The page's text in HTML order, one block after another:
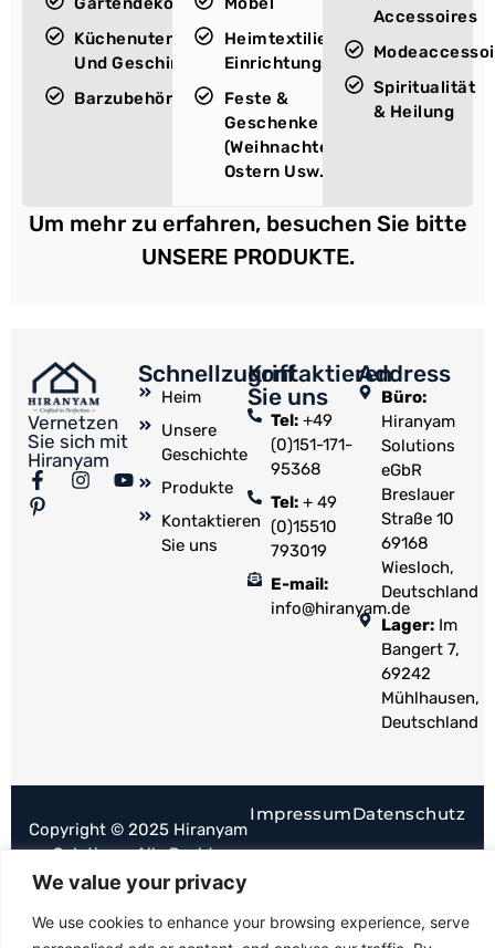
We value your privacy
We use cookies to enhance your browsing experience, serve
Küchenutensilien
Und Geschirr
Barzubehör
Heimtextilien &
Einrichtungsgegenstände
Feste &
Geschenke
(Weihnachten,
Ostern Usw.)
Accessoires
Spiritualität
& Heilung
Um mehr zu erfahren, besuchen Sie bitte
UNSERE PRODUKTE.
Vernetzen
Sie sich mit
Hiranyam
Schnellzugriff
Heim
Unsere
Geschichte
Produkte
Kontaktieren
Sie uns
Kontaktieren
Sie uns
Tel: +49
(0)151-171-
95368
Tel: + 49
(0)15510
793019
E-mail:
info@hiranyam.de
Address
Büro:
Hiranyam
Solutions
eGbR
Breslauer
Straße 10
69168
Wiesloch,
Deutschland
Lager:Im
Bangert 7,
69242
Mühlhausen,
Deutschland
Copyright © 2025 Hiranyam
Solutions. Alle Rechte
vorbehalten.
ImpressumDatenschutz